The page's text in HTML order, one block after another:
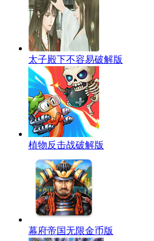
太子殿下不容易破解版
植物反击战破解版
幕府帝国无限金币版